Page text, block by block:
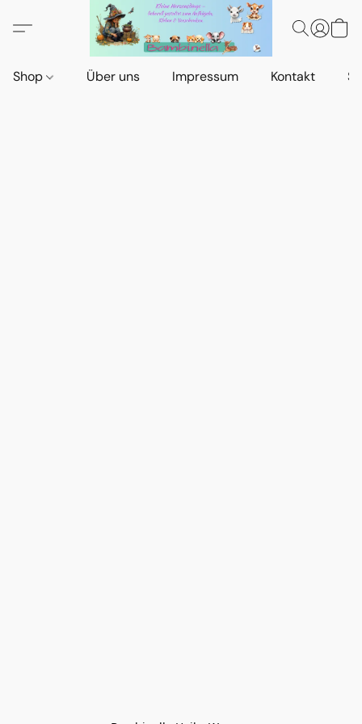
Shop Über uns Impressum Kontakt